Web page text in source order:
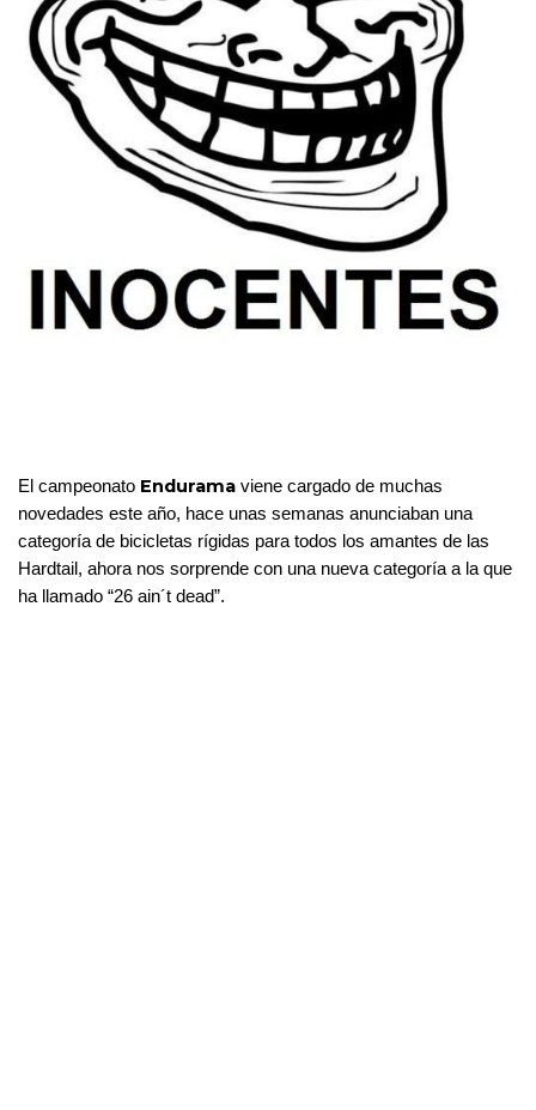
El campeonato Endurama viene cargado de muchas
novedades este año, hace unas semanas anunciaban una
categoría de bicicletas rígidas para todos los amantes de las
Hardtail, ahora nos sorprende con una nueva categoría a la que
ha llamado “26 ain´t dead”.